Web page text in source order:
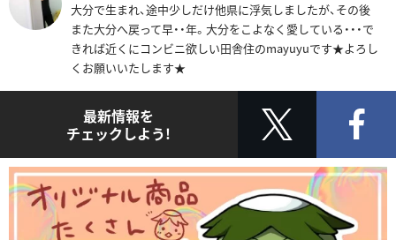
大分で生まれ、途中少しだけ他県に浮気しましたが、その後
また大分へ戻って早・・年。大分をこよなく愛している・・・で
きれば近くにコンビニ欲しい田舎住のmayuyuです★よろし
くお願いいたします★
最新情報を
チェックしよう!